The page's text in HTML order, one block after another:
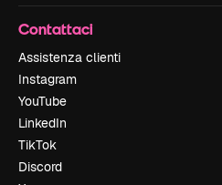
Contattaci
Assistenza clienti
Instagram
YouTube
LinkedIn
TikTok
Discord